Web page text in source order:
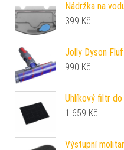
Nádržka na
399 Kč
Jolly Dyson
990 Kč
Uhlíkový filtr
1 659 Kč
Výstupní